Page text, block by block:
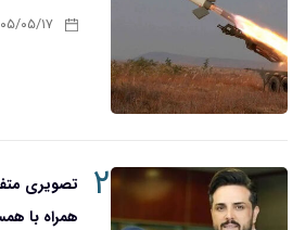
۱۴۰۵/۰۵/۱۷ ۲۳:۱۰
۲
تصویری متفاوت از مجری صدا و سیما
همراه با همسرش